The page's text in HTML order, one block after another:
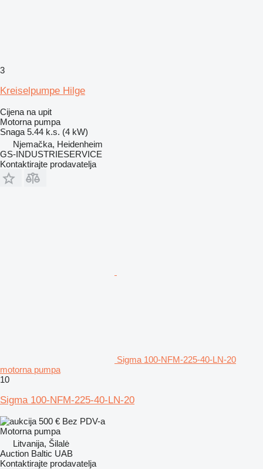
3
Kreiselpumpe Hilge
Cijena na upit
Motorna pumpa
Snaga 5.44 k.s. (4 kW)
Njemačka, Heidenheim
GS-INDUSTRIESERVICE
Kontaktirajte prodavatelja
Sigma 100-NFM-225-40-LN-20
motorna pumpa
10
Sigma 100-NFM-225-40-LN-20
500 € Bez PDV-a
Motorna pumpa
Litvanija, Šilalė
Auction Baltic UAB
Kontaktirajte prodavatelja